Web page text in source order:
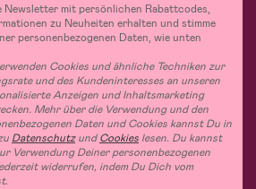
Newsletter mit persönlichen Rabattcodes,
zu Neuheiten erhalten und stimme
personenbezogenen Daten, wie unten
Cookies und ähnliche Techniken zur
und des Kundeninteresses an unseren
Anzeigen und Inhaltsmarketing
Mehr über die Verwendung und den
Daten und Cookies kannst Du in
DatenschutzundCookies lesen. Du kannst
Verwendung Deiner personenbezogenen
widerrufen, indem Du Dich vom